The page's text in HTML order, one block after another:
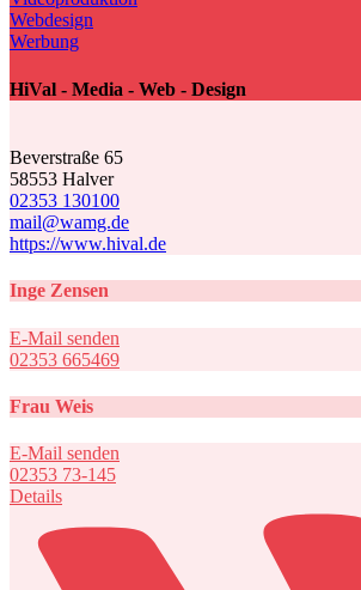
Webdesign
Werbung
HiVal - Media - Web - Design
Beverstraße 65
58553 Halver
02353 130100
mail@wamg.de
https://www.hival.de
Inge Zensen
E-Mail senden
02353 665469
Frau Weis
E-Mail senden
02353 73-145
Details